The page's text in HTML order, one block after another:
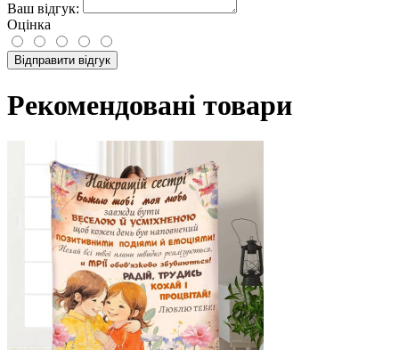
Ваш відгук:
Оцінка
Відправити відгук
Рекомендовані товари